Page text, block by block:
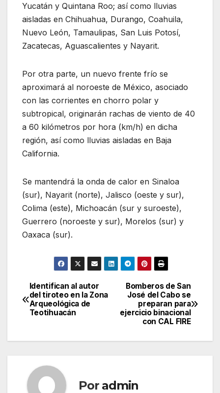
Yucatán y Quintana Roo; así como lluvias
aisladas en Chihuahua, Durango, Coahuila,
Nuevo León, Tamaulipas, San Luis Potosí,
Zacatecas, Aguascalientes y Nayarit.
Por otra parte, un nuevo frente frío se
aproximará al noroeste de México, asociado
con las corrientes en chorro polar y
subtropical, originarán rachas de viento de 40
a 60 kilómetros por hora (km/h) en dicha
región, así como lluvias aisladas en Baja
California.
Se mantendrá la onda de calor en Sinaloa
(sur), Nayarit (norte), Jalisco (oeste y sur),
Colima (este), Michoacán (sur y suroeste),
Guerrero (noroeste y sur), Morelos (sur) y
Oaxaca (sur).
Navegación
de
Bomberos de San
José del Cabo se
preparan para
ejercicio binacional
con CAL FIRE
Identifican al autor
del tiroteo en la Zona
Arqueológica de
Teotihuacán
Por admin